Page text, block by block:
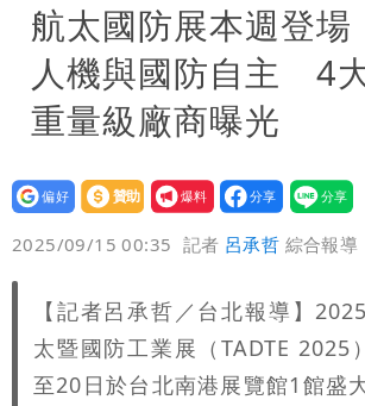
航太國防展本週登場
人機與國防自主 4大
重量級廠商曝光
設為
贊助
我要
爆料
分
2025/09/15 00:35 記者 呂承哲 綜合報導
【記者呂承哲／台北報導】
太暨國防工業展（TADTE 2025
至20日於台北南港展覽館1館盛